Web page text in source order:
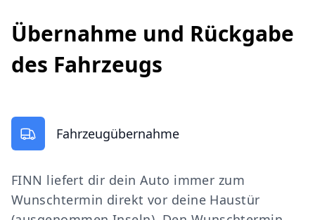
Übernahme und Rückgabe
des Fahrzeugs
Fahrzeugübernahme
FINN liefert dir dein Auto immer zum
Wunschtermin direkt vor deine Haustür